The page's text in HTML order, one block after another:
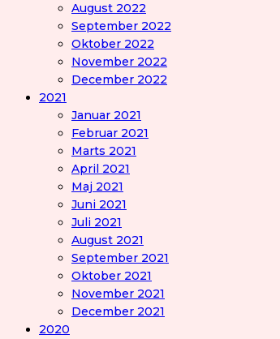
August 2022
September 2022
Oktober 2022
November 2022
December 2022
2021
Januar 2021
Februar 2021
Marts 2021
April 2021
Maj 2021
Juni 2021
Juli 2021
August 2021
September 2021
Oktober 2021
November 2021
December 2021
2020